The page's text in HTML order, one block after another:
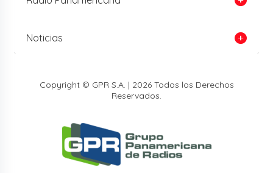
Noticias
Copyright © GPR S.A. | 2026 Todos los Derechos
Reservados.